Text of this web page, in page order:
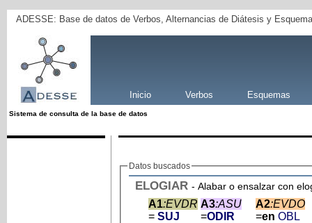
ADESSE: Base de datos de Verbos, Alternancias de Diátesis y
Inicio Verbos Esquemas
Sistema de consulta de la base de datos
Datos buscados
ELOGIAR - Alabar o ensalzar con
A1:EVDR
= SUJ
A3:ASU
=ODIR
A2:EVDO
=en OBL